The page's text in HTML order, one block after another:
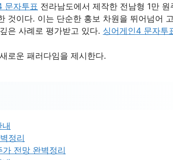
문자투표 전라남도에서 제작한 전남형 1만 원
것이다. 이는 단순한 홍보 차원을 뛰어넘어
은 사례로 평가받고 있다. 싱어게인4 문자투
로운 패러다임을 제시한다.
정리
전망 완벽정리